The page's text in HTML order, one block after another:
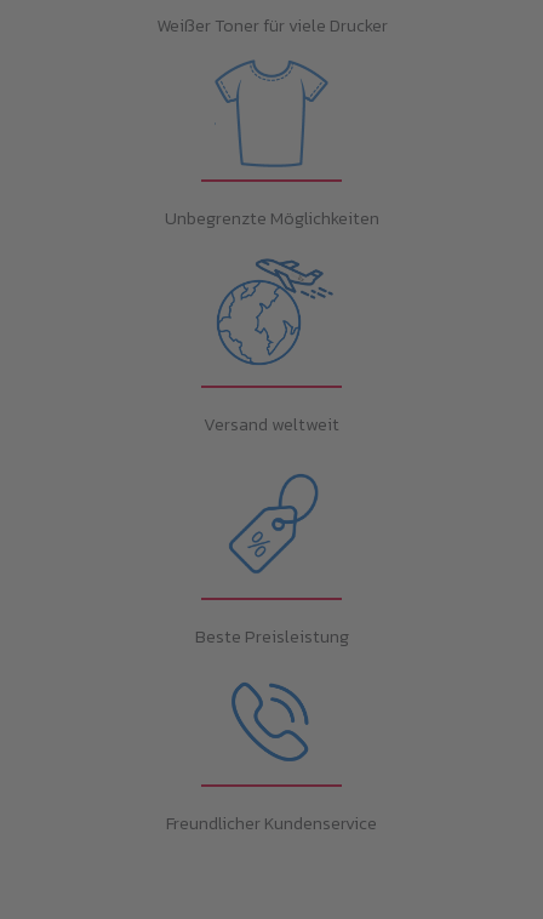
Weißer Toner für viele Drucker
Unbegrenzte Möglichkeiten
Versand weltweit
Beste Preisleistung
Freundlicher Kundenservice